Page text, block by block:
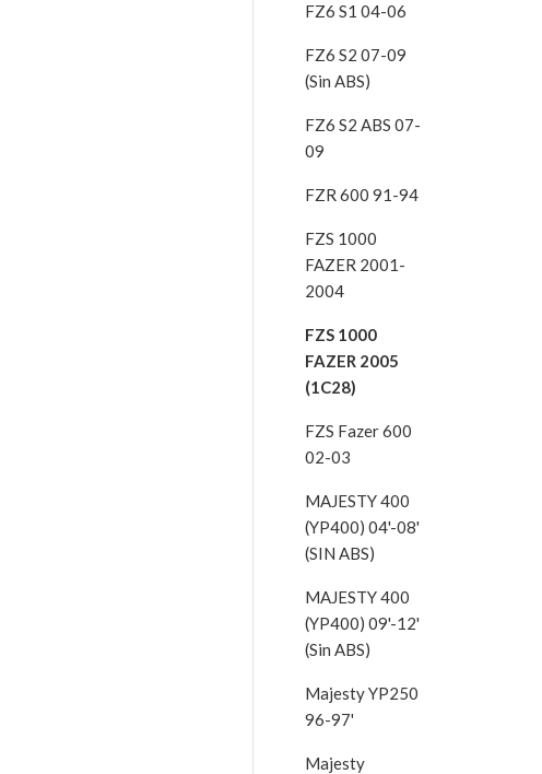
FZ6 S1 04-06
FZ6 S2 07-09
(Sin ABS)
FZ6 S2 ABS 07-
09
FZR 600 91-94
FZS 1000
FAZER 2001-
2004
FZS 1000
FAZER 2005
(1C28)
FZS Fazer 600
02-03
MAJESTY 400
(YP400) 04'-08'
(SIN ABS)
MAJESTY 400
(YP400) 09'-12'
(Sin ABS)
Majesty YP250
96-97'
Majesty